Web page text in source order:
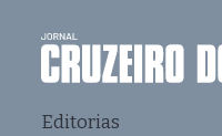
Editorias